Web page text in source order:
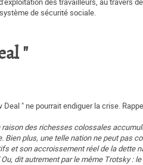
de sécurité sociale.
"
" ne pourrait endiguer la crise.
des richesses colossales
Bien plus, une telle nation ne peut pas
et son accroissement réel de la dette
dit autrement par le même Trotsky :